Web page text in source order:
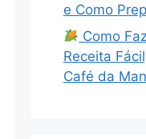
e Como
Como
Receita
Café da